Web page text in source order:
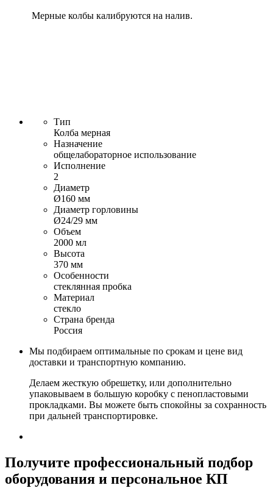
Мерные колбы калибруются на налив.
Тип
Колба мерная
Назначение
общелабораторное использование
Исполнение
2
Диаметр
Ø160 мм
Диаметр горловины
Ø24/29 мм
Объем
2000 мл
Высота
370 мм
Особенности
стеклянная пробка
Материал
стекло
Страна бренда
Россия
Мы подбираем оптимальные по срокам и цене вид
доставки и транспортную компанию.
Делаем жесткую обрешетку, или дополнительно
упаковываем в большую коробку с пенопластовыми
прокладками. Вы можете быть спокойны за сохранность
при дальней транспортировке.
Получите профессиональный подбор
оборудования и персональное КП